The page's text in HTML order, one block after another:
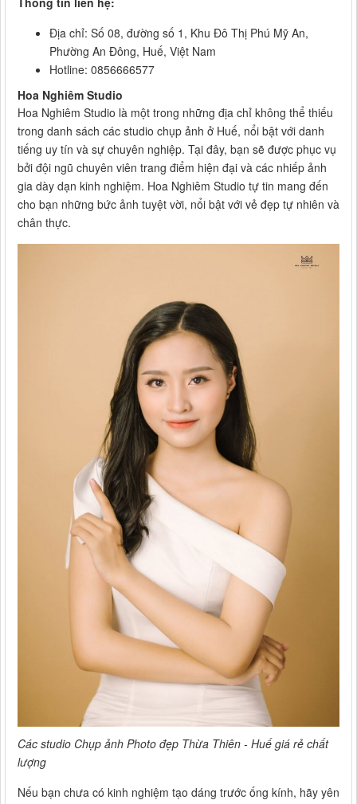
Địa chỉ: Số 08, đường số 1, Khu Đô Thị Phú Mỹ An,
Phường An Đông, Huế, Việt Nam
Hotline: 0856666577
Hoa Nghiêm Studio
Hoa Nghiêm Studio là một trong những địa chỉ không thể thiếu
trong danh sách các studio chụp ảnh ở Huế, nổi bật với danh
tiếng uy tín và sự chuyên nghiệp. Tại đây, bạn sẽ được phục vụ
bởi đội ngũ chuyên viên trang điểm hiện đại và các nhiếp ảnh
gia dày dạn kinh nghiệm. Hoa Nghiêm Studio tự tin mang đến
cho bạn những bức ảnh tuyệt vời, nổi bật với vẻ đẹp tự nhiên và
chân thực.
Các studio Chụp ảnh Photo đẹp Thừa Thiên - Huế giá rẻ chất
lượng
Nếu bạn chưa có kinh nghiệm tạo dáng trước ống kính, hãy yên